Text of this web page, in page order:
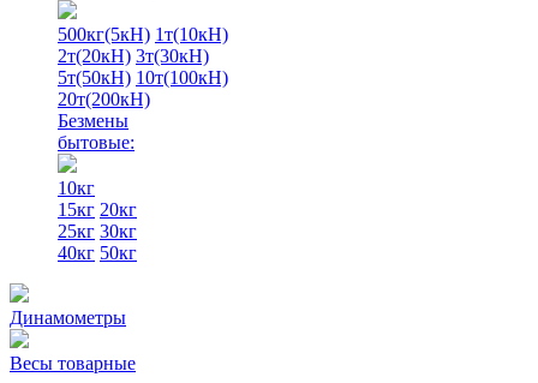
500кг(5кН) 1т(10кН)
2т(20кН) 3т(30кН)
5т(50кН) 10т(100кН)
20т(200кН)
Безмены
бытовые:
10кг
15кг 20кг
25кг 30кг
40кг 50кг
Динамометры
Весы товарные